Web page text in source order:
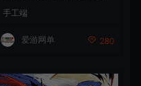
代金券内购 虚拟机一键端视
频安装教学+手工端文本教学
手工端
爱游网单 280